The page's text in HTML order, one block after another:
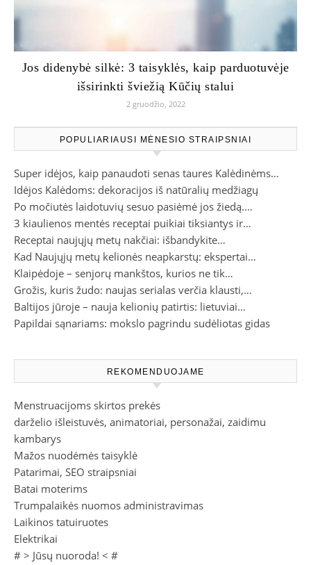
Jos didenybė silkė: 3 taisyklės, kaip parduotuvėje
išsirinkti šviežią Kūčių stalui
2 gruodžio, 2022
POPULIARIAUSI MĖNESIO STRAIPSNIAI
Super idėjos, kaip panaudoti senas taures Kalėdinėms…
Idėjos Kalėdoms: dekoracijos iš natūralių medžiagų
Po močiutės laidotuvių sesuo pasiėmė jos žiedą.…
3 kiaulienos mentės receptai puikiai tiksiantys ir…
Receptai naujųjų metų nakčiai: išbandykite…
Kad Naujųjų metų kelionės neapkarstų: ekspertai…
Klaipėdoje – senjorų mankštos, kurios ne tik…
Grožis, kuris žudo: naujas serialas verčia klausti,…
Baltijos jūroje – nauja kelionių patirtis: lietuviai…
Papildai sąnariams: mokslo pagrindu sudėliotas gidas
REKOMENDUOJAME
Menstruacijoms skirtos prekės
darželio išleistuvės, animatoriai, personažai, zaidimu
kambarys
Mažos nuodėmės taisyklė
Patarimai, SEO straipsniai
Batai moterims
Trumpalaikės nuomos administravimas
Laikinos tatuiruotes
Elektrikai
# > Jūsų nuoroda! < #